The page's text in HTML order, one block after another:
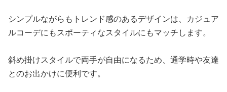
シンプルながらもトレンド感のあるデザインは、カジュア
ルコーデにもスポーティなスタイルにもマッチします。
斜め掛けスタイルで両手が自由になるため、通学時や友達
とのお出かけに便利です。